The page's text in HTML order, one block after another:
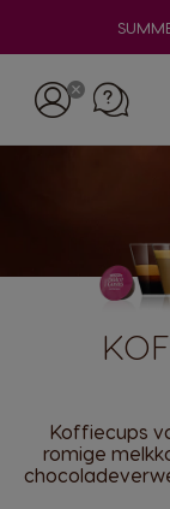
Koffiecups
romige